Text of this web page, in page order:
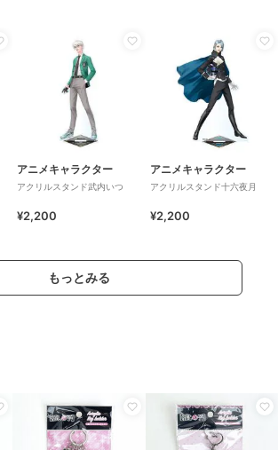
アニメキャラクター
アクリルスタンド武内いつ
¥2,200
アニメキャラクター
アクリルスタンド十六夜月
¥2,200
もっとみる